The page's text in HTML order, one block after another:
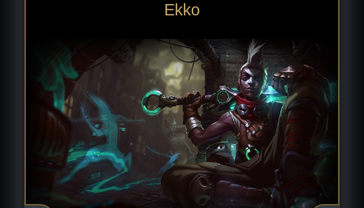
Ekko
Sandsturm-Ekko
Akademie-Ekko
PROJEKT: Ekko
SKT T1-Ekko
Ekko de los Santos
True Damage Ekko
Pulsfeuer-Ekko